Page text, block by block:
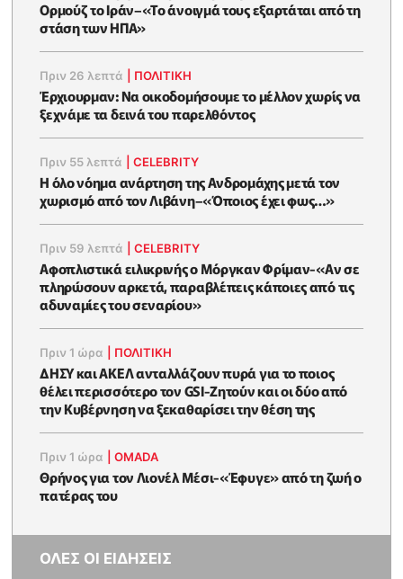
Ορμούζ το Ιράν–«Το άνοιγμά τους εξαρτάται από τη
στάση των ΗΠΑ»
Πριν 26 λεπτά ΠΟΛΙΤΙΚΗ
Έρχιουρμαν: Να οικοδομήσουμε το μέλλον χωρίς να
ξεχνάμε τα δεινά του παρελθόντος
Πριν 55 λεπτά |CELEBRITY
Η όλο νόημα ανάρτηση της Ανδρομάχης μετά τον
χωρισμό από τον Λιβάνη–«Όποιος έχει φως…»
Πριν 59 λεπτά |CELEBRITY
Αφοπλιστικά ειλικρινής ο Μόργκαν Φρίμαν-«Αν σε
πληρώσουν αρκετά, παραβλέπεις κάποιες από τις
αδυναμίες του σεναρίου»
Πριν 1 ώρα ΠΟΛΙΤΙΚΗ
ΔΗΣΥ και ΑΚΕΛ ανταλλάζουν πυρά για το ποιος
θέλει περισσότερο τον GSI-Ζητούν και οι δύο από
την Κυβέρνηση να ξεκαθαρίσει την θέση της
Πριν 1 ώρα |OMADA
Θρήνος για τον Λιονέλ Μέσι-«Έφυγε» από τη ζωή ο
πατέρας του
ΟΛΕΣ ΟΙ ΕΙΔΗΣΕΙΣ